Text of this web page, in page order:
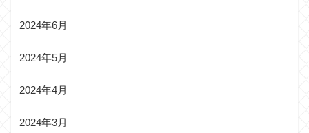
2024年6月
2024年5月
2024年4月
2024年3月